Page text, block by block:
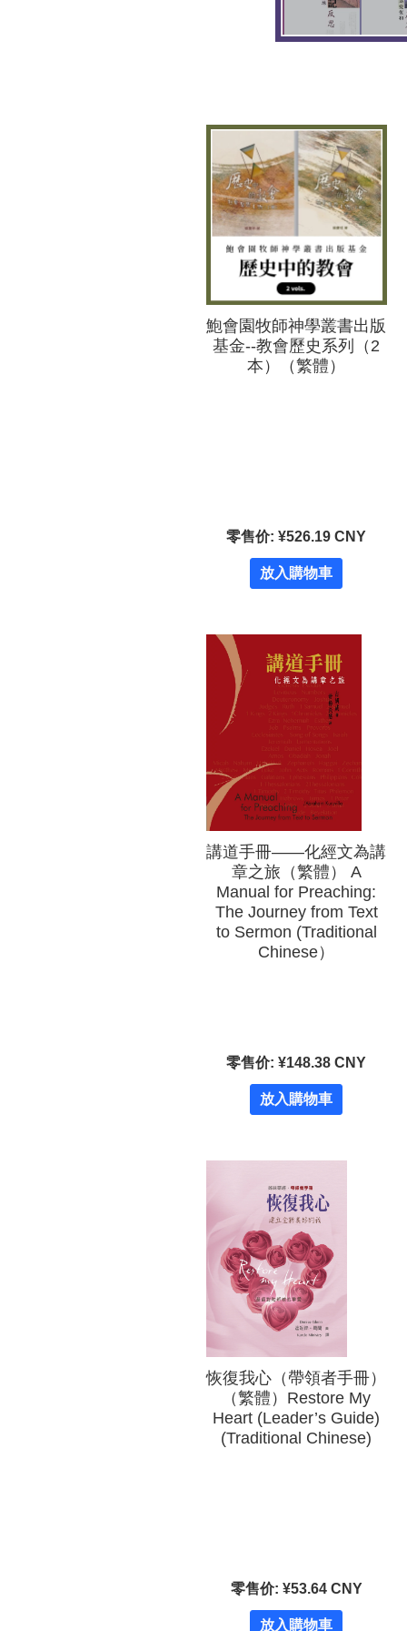
鮑會園牧師神學叢書出版
基金--教會歷史系列（2
本）（繁體）
零售价: ¥526.19 CNY
放入購物車
講道手冊——化經文為講
章之旅（繁體） A
Manual for Preaching:
The Journey from Text
to Sermon (Traditional
Chinese）
零售价: ¥148.38 CNY
放入購物車
恢復我心（帶領者手冊）
（繁體）Restore My
Heart (Leader’s Guide)
(Traditional Chinese)
零售价: ¥53.64 CNY
放入購物車